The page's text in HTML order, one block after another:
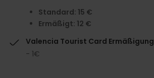
Standard: 15 €
Ermäßigt: 12 €
Valencia Tourist Card Ermäßigung
- 1€